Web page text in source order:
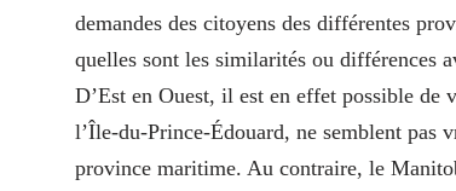
demandes des citoyens des différentes
quelles sont les similarités ou différences
D’Est en Ouest, il est en effet possible
l’Île-du-Prince-Édouard, ne semblent pas
province maritime. Au contraire, le